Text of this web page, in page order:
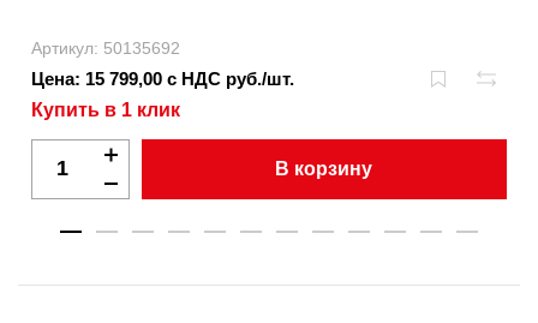
Артикул: 50135692
Цена: 15 799,00 с НДС руб./шт.
Купить в 1 клик
В корзину